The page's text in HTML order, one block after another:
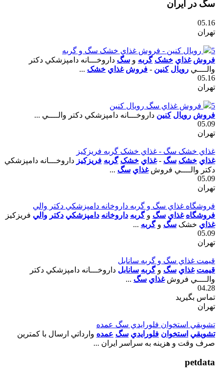
سگ در ایران
05.16
تهران
5
رويال کنين - فروش غذاي خشک سگ و گربه
فروش غذاي خشک گربه و سگ داروخـــانه دامپزشکي دکتر
والــــي رويال کنين - فروش غذاي خشک ...
05.16
تهران
5
فروش غذاي سگ رويال کنين
فروش رويال کنين داروخـــانه دامپزشکي دکتر والــــي ...
05.09
تهران
غذاي خشک سگ - غذاي خشک گربه فريزکيز
غذاي خشک سگ -غذاي خشک گربه فريزکيز داروخـــانه دامپزشکي
دکتر والــــي فروشغذاي سگ ...
05.09
تهران
فروشگاه غذاي سگ و گربه داروخانه دامپزشکي دکتر والي
فروشگاه غذاي سگ وگربه داروخانه دامپزشکي دکتر والي فريزکيز
غذاي خشک سگ وگربه ...
05.09
تهران
قيمت غذاي سگ و گربه سانابل
قيمت غذاي سگ وگربه سانابل داروخـــانه دامپزشکي دکتر
والــــي فروشغذاي سگ ...
04.28
تماس بگیرید
تهران
تشويقي استخوان فلورايدي سگ عمده
تشويقي استخوان فلورايدي سگ عمده وارداتي ارسال با کمترين
صرف وقت و هزينه به سراسر ايران ...
petdata